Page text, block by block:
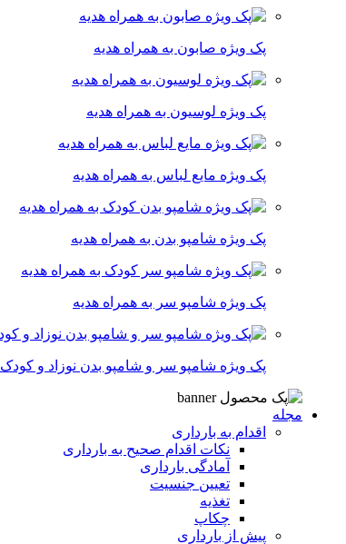
پک ویژه صابون به همراه هدیه
پک ویژه لوسیون به همراه هدیه
پک ویژه مایع لباس به همراه هدیه
پک ویژه شامپو بدن به همراه هدیه
پک ویژه شامپو سر به همراه هدیه
پک ویژه شامپو سر و شامپو بدن نوزاد و کودک 350 گرمی
مجله
اقدام به بارداری
نکات اقدام صحیح به بارداری
آمادگی بارداری
تعیین جنسیت
تغذیه
چکاپ
پیش از بارداری